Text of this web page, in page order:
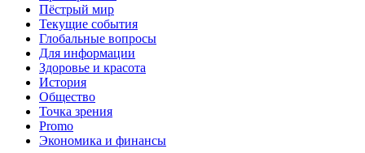
Пёстрый мир
Текущие события
Глобальные вопросы
Для информации
Здоровье и красота
История
Общество
Точка зрения
Promo
Экономика и финансы